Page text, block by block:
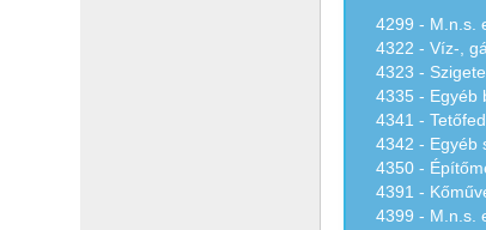
4299 - M.n.s.
4322 - Víz-,
4323 -
4335 - Egyéb
4341 -
4342 - Egyéb
4350 -
4391 -
4399 - M.n.s.